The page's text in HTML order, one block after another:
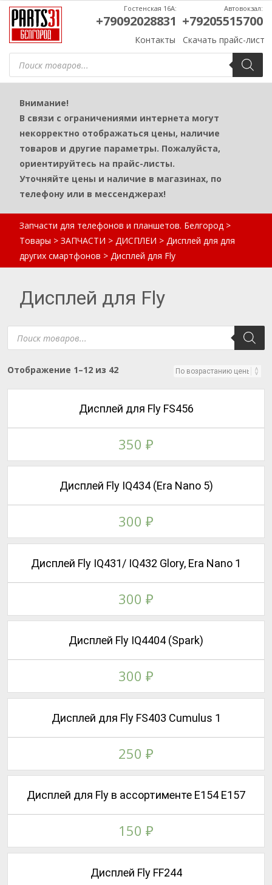
Поиск
товаров
Контакты Скачать прайс-лист
Гостенская 16А:
+79092028831
Автовокзал:
+79205515700
Внимание!
В связи с ограничениями интернета могут
некорректно отображаться цены, наличие
товаров и другие параметры. Пожалуйста,
ориентируйтесь на прайс-листы.
Уточняйте цены и наличие в магазинах, по
телефону или в мессенджерах!
Запчасти для телефонов и планшетов. Белгород >
Товары > ЗАПЧАСТИ > ДИСПЛЕИ > Дисплей для для
других смартфонов > Дисплей для Fly
Дисплей для Fly
Поиск
товаров
Отображение 1–12 из 42Цены:
Дисплей Fly FF244
Дисплей для Fly в ассортименте E154 E157
150 ₽
Дисплей для Fly FS403 Cumulus 1
250 ₽
Дисплей Fly IQ4404 (Spark)
300 ₽
Дисплей Fly IQ431/ IQ432 Glory, Era Nano 1
300 ₽
Дисплей Fly IQ434 (Era Nano 5)
300 ₽
Дисплей для Fly FS456
350 ₽